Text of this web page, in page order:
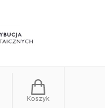
Koszyk